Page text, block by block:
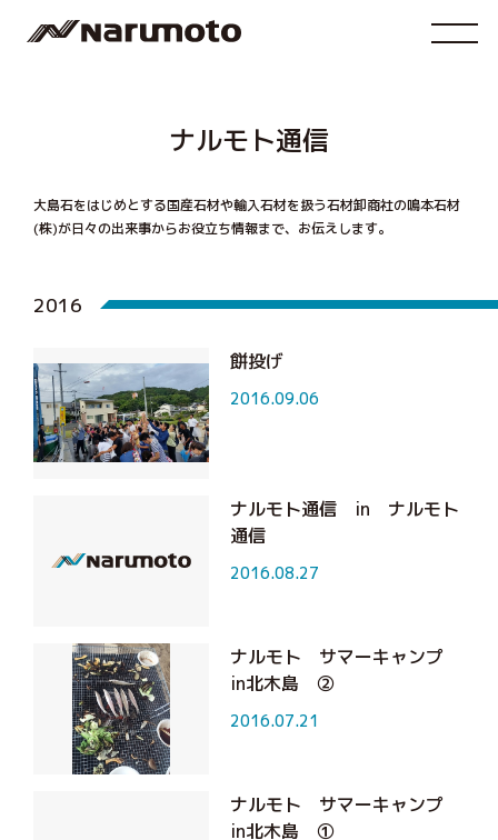
ナルモト通信
大島石をはじめとする国産石材や輸入石材を扱う石材卸商社の鳴本石材
(株)が日々の出来事からお役立ち情報まで、お伝えします。
2016
餅投げ
2016.09.06
ナルモト通信 in ナルモト
通信
2016.08.27
ナルモト サマーキャンプ
in北木島 ②
2016.07.21
ナルモト サマーキャンプ
in北木島 ①